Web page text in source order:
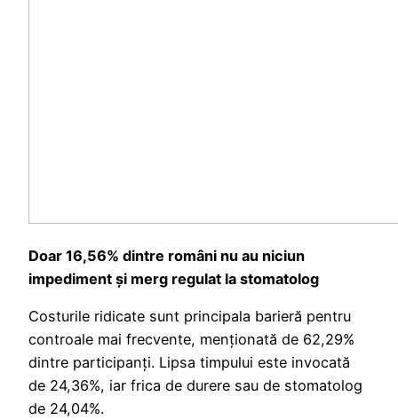
Doar 16,56% dintre români nu au niciun
impediment și merg regulat la stomatolog
Costurile ridicate sunt principala barieră pentru
controale mai frecvente, menționată de 62,29%
dintre participanți. Lipsa timpului este invocată
de 24,36%, iar frica de durere sau de stomatolog
de 24,04%.